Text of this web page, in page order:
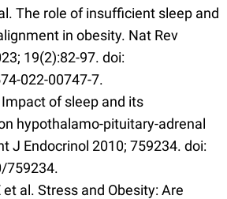
The role of insufficient sleep and
in obesity. Nat Rev
19(2):82-97. doi:
022-00747-7.
of sleep and its
hypothalamo-pituitary-adrenal
J Endocrinol 2010; 759234. doi:
759234.
et al. Stress and Obesity: Are